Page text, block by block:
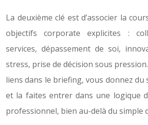
La deuxième clé est d’associer la
objectifs corporate explicites :
services, dépassement de soi,
stress, prise de décision sous
liens dans le briefing, vous donnez du
et la faites entrer dans une logique
professionnel, bien au-delà du simple